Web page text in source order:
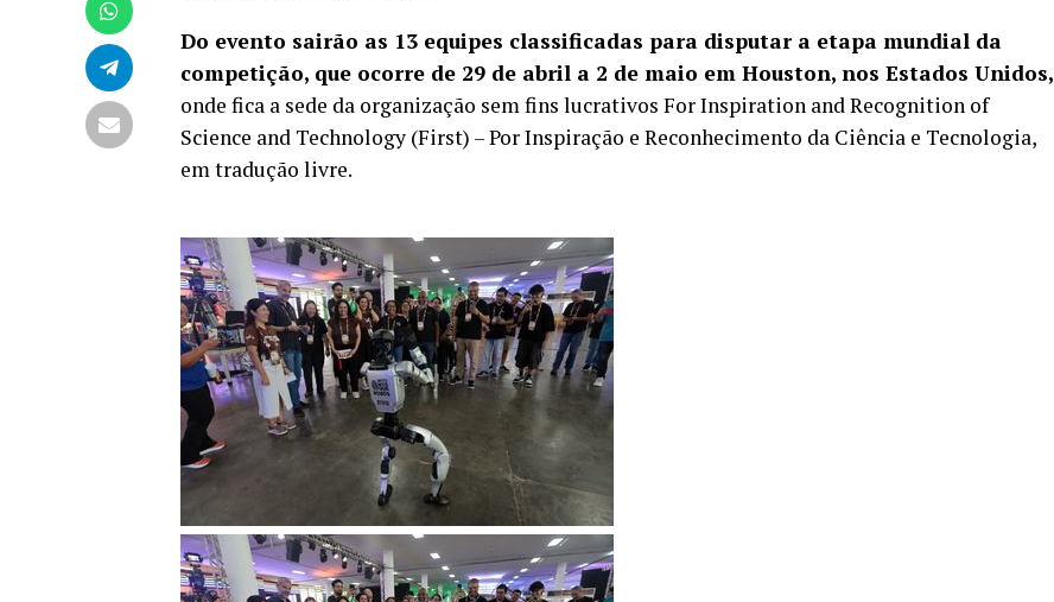
Do evento sairão as 13 equipes classificadas para disputar a etapa mundial da
competição, que ocorre de 29 de abril a 2 de maio em Houston, nos Estados Unidos,
onde fica a sede da organização sem fins lucrativos For Inspiration and Recognition of
Science and Technology (First) – Por Inspiração e Reconhecimento da Ciência e Tecnologia,
em tradução livre.